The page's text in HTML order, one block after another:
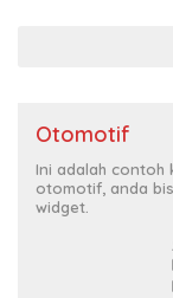
Otomotif
Ini adalah contoh
otomotif, anda
widget.